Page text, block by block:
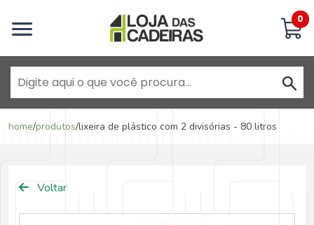
0
home/produtos/lixeira de plástico com 2 divisórias - 80 litros
Voltar
Inicie uma conversa
Goiânia - Jardim América
Anápolis - Jundiaí